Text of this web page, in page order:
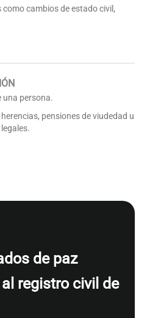
cambios de estado civil,
una persona.
pensiones de viudedad u
de paz
registro civil de